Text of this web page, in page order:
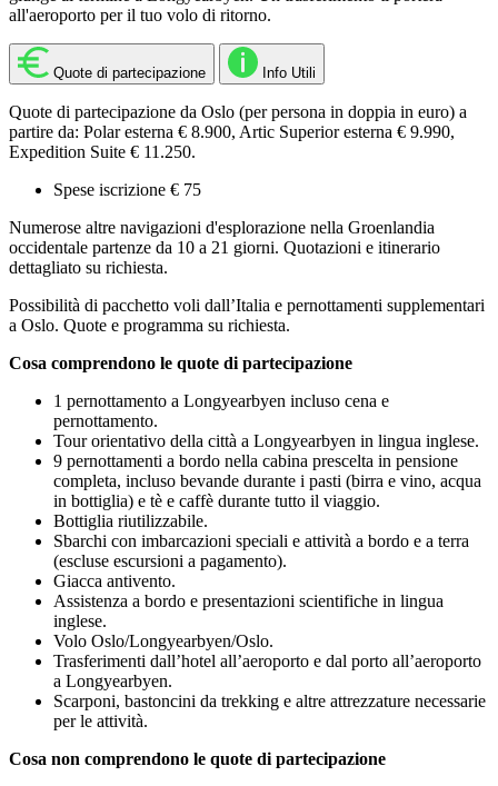
all'aeroporto per il tuo volo di ritorno.
Quote di partecipazione Info Utili
Quote di partecipazione da Oslo (per persona in doppia in euro) a
partire da: Polar esterna € 8.900, Artic Superior esterna € 9.990,
Expedition Suite € 11.250.
Spese iscrizione € 75
Numerose altre navigazioni d'esplorazione nella Groenlandia
occidentale partenze da 10 a 21 giorni. Quotazioni e itinerario
dettagliato su richiesta.
Possibilità di pacchetto voli dall’Italia e pernottamenti supplementari
a Oslo. Quote e programma su richiesta.
Cosa comprendono le quote di partecipazione
1 pernottamento a Longyearbyen incluso cena e
pernottamento.
Tour orientativo della città a Longyearbyen in lingua inglese.
9 pernottamenti a bordo nella cabina prescelta in pensione
completa, incluso bevande durante i pasti (birra e vino, acqua
in bottiglia) e tè e caffè durante tutto il viaggio.
Bottiglia riutilizzabile.
Sbarchi con imbarcazioni speciali e attività a bordo e a terra
(escluse escursioni a pagamento).
Giacca antivento.
Assistenza a bordo e presentazioni scientifiche in lingua
inglese.
Volo Oslo/Longyearbyen/Oslo.
Trasferimenti dall’hotel all’aeroporto e dal porto all’aeroporto
a Longyearbyen.
Scarponi, bastoncini da trekking e altre attrezzature necessarie
per le attività.
Cosa non comprendono le quote di partecipazione